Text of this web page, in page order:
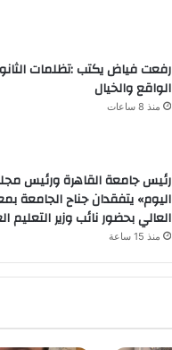
رفعت فياض يكتب :تظلمات
الواقع والخيال
منذ 8 ساعات
رئيس جامعة القاهرة ورئيس
اليوم» يتفقدان جناح الجامعة
العالي بحضور نائب وزير التعليم
منذ 15 ساعة